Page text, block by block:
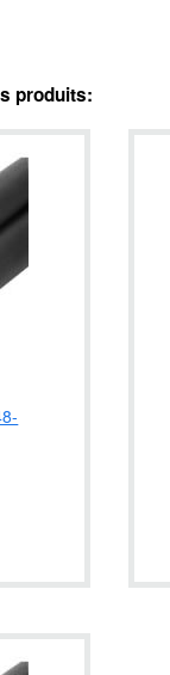
produits: